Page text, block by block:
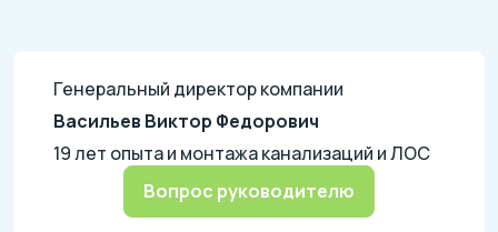
Генеральный директор компании
Васильев Виктор Федорович
19 лет опыта и монтажа канализаций и ЛОС
Вопрос руководителю